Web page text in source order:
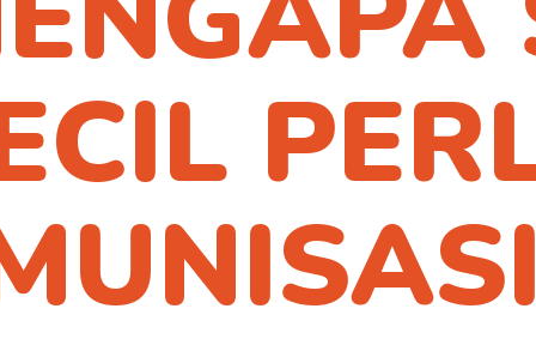
dibeli
e-
kami